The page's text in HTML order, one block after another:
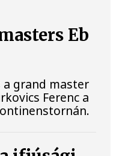
Eb
a grand master
Ferenc a